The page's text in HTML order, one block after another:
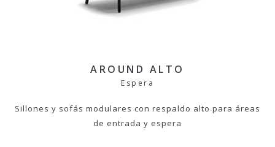
AROUND ALTO
Espera
Sillones y sofás modulares con respaldo alto para áreas
de entrada y espera